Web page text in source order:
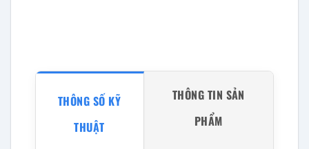
THÔNG SỐ KỸ
THUẬT
THÔNG TIN SẢN
PHẨM